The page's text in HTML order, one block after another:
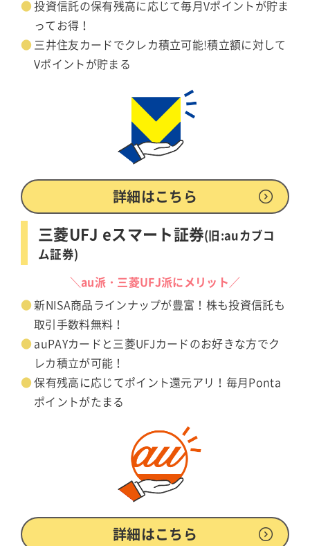
投資信託の保有残高に応じて毎月Vポイントが貯ま
ってお得！
三井住友カードでクレカ積立可能!積立額に対して
Vポイントが貯まる
詳細はこちら
三菱UFJ eスマート証券(旧:auカブコ
ム証券)
＼au派・三菱UFJ派にメリット／
新NISA商品ラインナップが豊富！株も投資信託も
取引手数料無料！
auPAYカードと三菱UFJカードのお好きな方でク
レカ積立が可能！
保有残高に応じてポイント還元アリ！毎月Ponta
ポイントがたまる
詳細はこちら